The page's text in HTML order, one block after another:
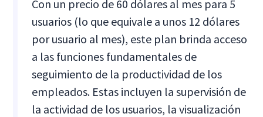
Con un precio de 60 dólares al mes para 5
usuarios (lo que equivale a unos 12 dólares
por usuario al mes), este plan brinda acceso
a las funciones fundamentales de
seguimiento de la productividad de los
empleados. Estas incluyen la supervisión de
la actividad de los usuarios, la visualización